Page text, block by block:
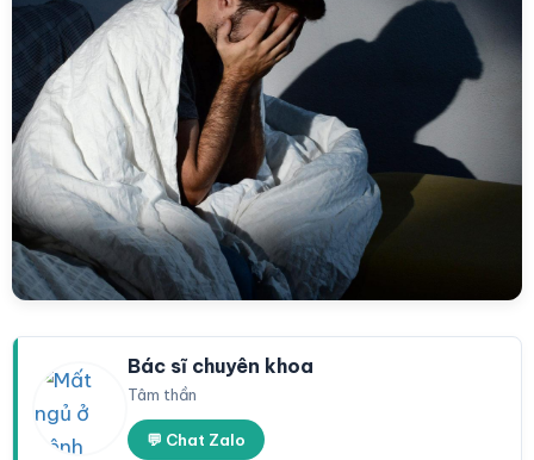
Bác sĩ chuyên khoa
Tâm thần
💬 Chat Zalo